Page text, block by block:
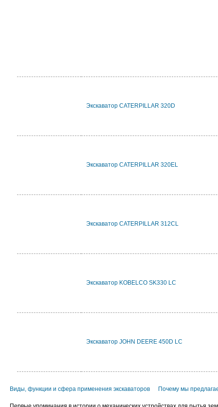
Экскаватор CATERPILLAR 320D
Экскаватор CATERPILLAR 320EL
Экскаватор CATERPILLAR 312CL
Экскаватор KOBELCO SK330 LC
Экскаватор JOHN DEERE 450D LC
Виды, функции и сфера применения экскаваторов Почему мы